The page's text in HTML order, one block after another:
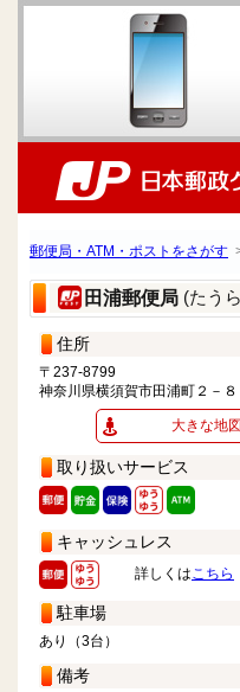
郵便局・ATM・ポストをさがす
田浦郵便局 (たう
住所
〒237-8799
神奈川県横須賀市田浦町２－８
大きな地
取り扱いサービス
キャッシュレス
詳しくはこちら
駐車場
あり（3台）
備考